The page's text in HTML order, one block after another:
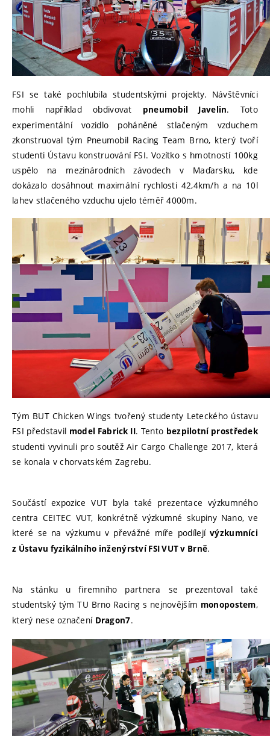
FSI se také pochlubila studentskými projekty. Návštěvníci
mohli například obdivovat pneumobil Javelin. Toto
experimentální vozidlo poháněné stlačeným vzduchem
zkonstruoval tým Pneumobil Racing Team Brno, který tvoří
studenti Ústavu konstruování FSI. Vozítko s hmotností 100kg
uspělo na mezinárodních závodech v Maďarsku, kde
dokázalo dosáhnout maximální rychlosti 42,4km/h a na 10l
lahev stlačeného vzduchu ujelo téměř 4000m.
Tým BUT Chicken Wings tvořený studenty Leteckého ústavu
FSI představil model Fabrick II. Tento bezpilotní prostředek
studenti vyvinuli pro soutěž Air Cargo Challenge 2017, která
se konala v chorvatském Zagrebu.
Součástí expozice VUT byla také prezentace výzkumného
centra CEITEC VUT, konkrétně výzkumné skupiny Nano, ve
které se na výzkumu v převážné míře podílejívýzkumníci
z Ústavu fyzikálního inženýrství FSI VUT v Brně.
Na stánku u firemního partnera se prezentoval také
studentský tým TU Brno Racing s nejnovějším monopostem,
který nese označení Dragon7.